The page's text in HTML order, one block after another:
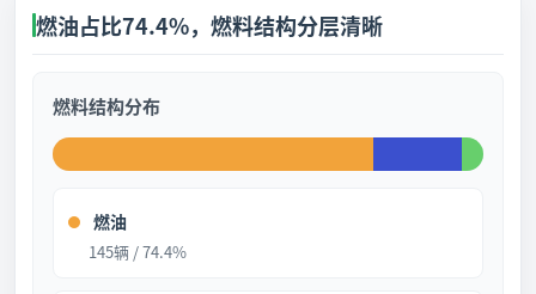
燃油占比74.4%，燃料结构分层清晰
燃料结构分布
燃油
145辆 / 74.4%